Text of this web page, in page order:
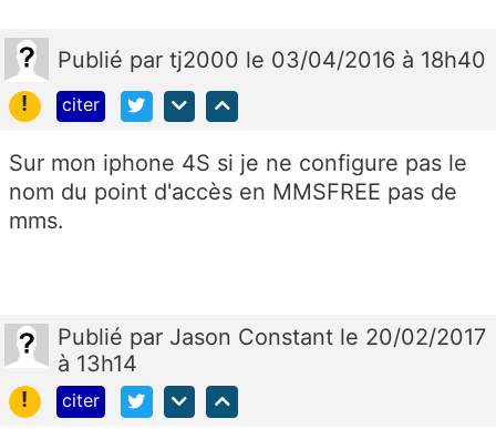
Publié par tj2000 le 03/04/2016 à 18h40
!
citer
Sur mon iphone 4S si je ne configure pas le
nom du point d'accès en MMSFREE pas de
mms.
Publié par Jason Constant le 20/02/2017
à 13h14
!
citer